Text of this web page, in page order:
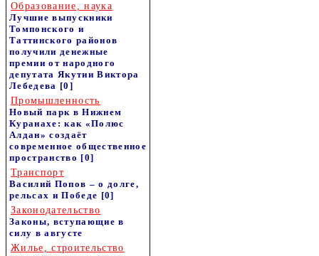
Образование, наука
Лучшие выпускники
Томпонского и
Таттинского районов
получили денежные
премии от народного
депутата Якутии Виктора
Лебедева [0]
Промышленность
Новый парк в Нижнем
Куранахе: как «Полюс
Алдан» создаёт
современное общественное
пространство [0]
Транспорт
Василий Попов – о долге,
рельсах и Победе [0]
Законодательство
Законы, вступающие в
силу в августе
Жилье, строительство